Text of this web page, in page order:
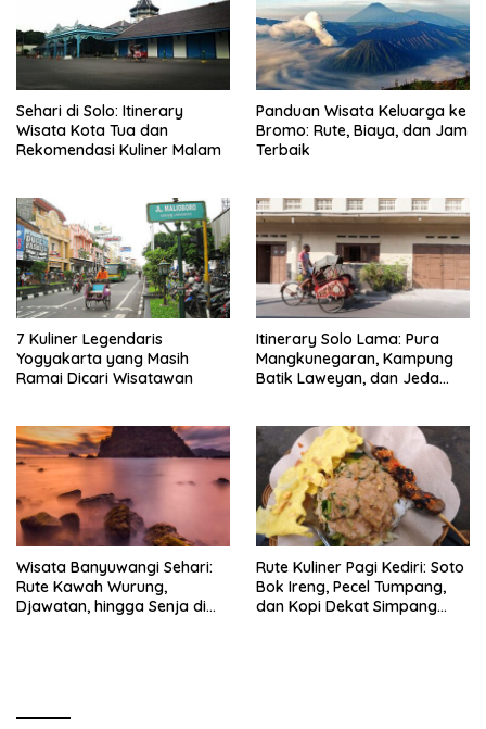
Sehari di Solo: Itinerary
Wisata Kota Tua dan
Rekomendasi Kuliner Malam
Panduan Wisata Keluarga ke
Bromo: Rute, Biaya, dan Jam
Terbaik
7 Kuliner Legendaris
Yogyakarta yang Masih
Ramai Dicari Wisatawan
Itinerary Solo Lama: Pura
Mangkunegaran, Kampung
Batik Laweyan, dan Jeda
Wisata Banyuwangi Sehari:
Rute Kawah Wurung,
Djawatan, hingga Senja di
Rute Kuliner Pagi Kediri: Soto
Bok Ireng, Pecel Tumpang,
dan Kopi Dekat Simpang